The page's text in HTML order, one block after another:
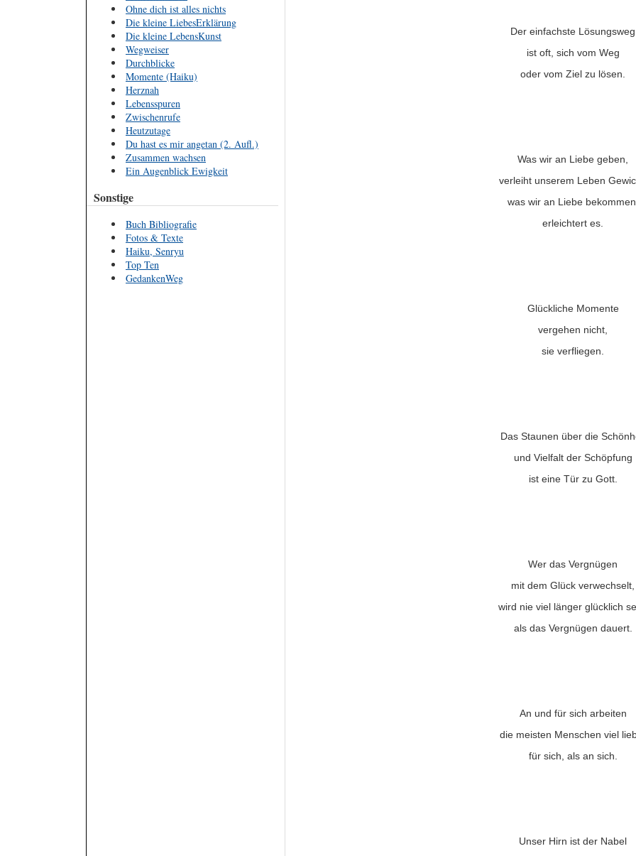
Der einfachste Lösungsweg
ist oft, sich vom Weg
oder vom Ziel zu lösen.
Was wir an Liebe geben,
verleiht unserem Leben
was wir an Liebe
erleichtert es.
Glückliche Momente
vergehen nicht,
sie verfliegen.
Das Staunen über die
und Vielfalt der Schöpfung
ist eine Tür zu Gott.
Wer das Vergnügen
mit dem Glück verwechselt,
wird nie viel länger glücklich
als das Vergnügen dauert.
An und für sich arbeiten
die meisten Menschen viel
für sich, als an sich.
Unser Hirn ist der Nabel
Ohne dich ist alles nichts
Die kleine LiebesErklärung
Die kleine LebensKunst
Wegweiser
Durchblicke
Momente (Haiku)
Herznah
Lebensspuren
Zwischenrufe
Heutzutage
Du hast es mir angetan (2. Aufl.)
Zusammen wachsen
Ein Augenblick Ewigkeit
Sonstige
Buch Bibliografie
Fotos & Texte
Haiku, Senryu
Top Ten
GedankenWeg